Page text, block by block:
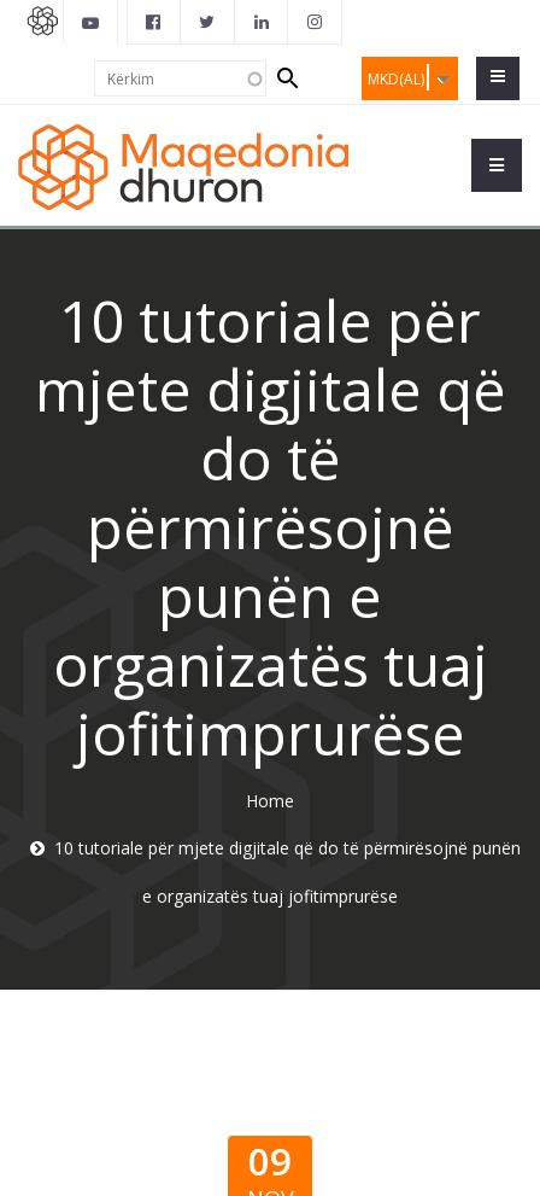
MKD(AL)
Search
form
10 tutoriale për
mjete digjitale që
do të
përmirësojnë
punën e
organizatës tuaj
jofitimprurëse
Home
10 tutoriale për mjete digjitale që do të përmirësojnë punën
e organizatës tuaj jofitimprurëse
09